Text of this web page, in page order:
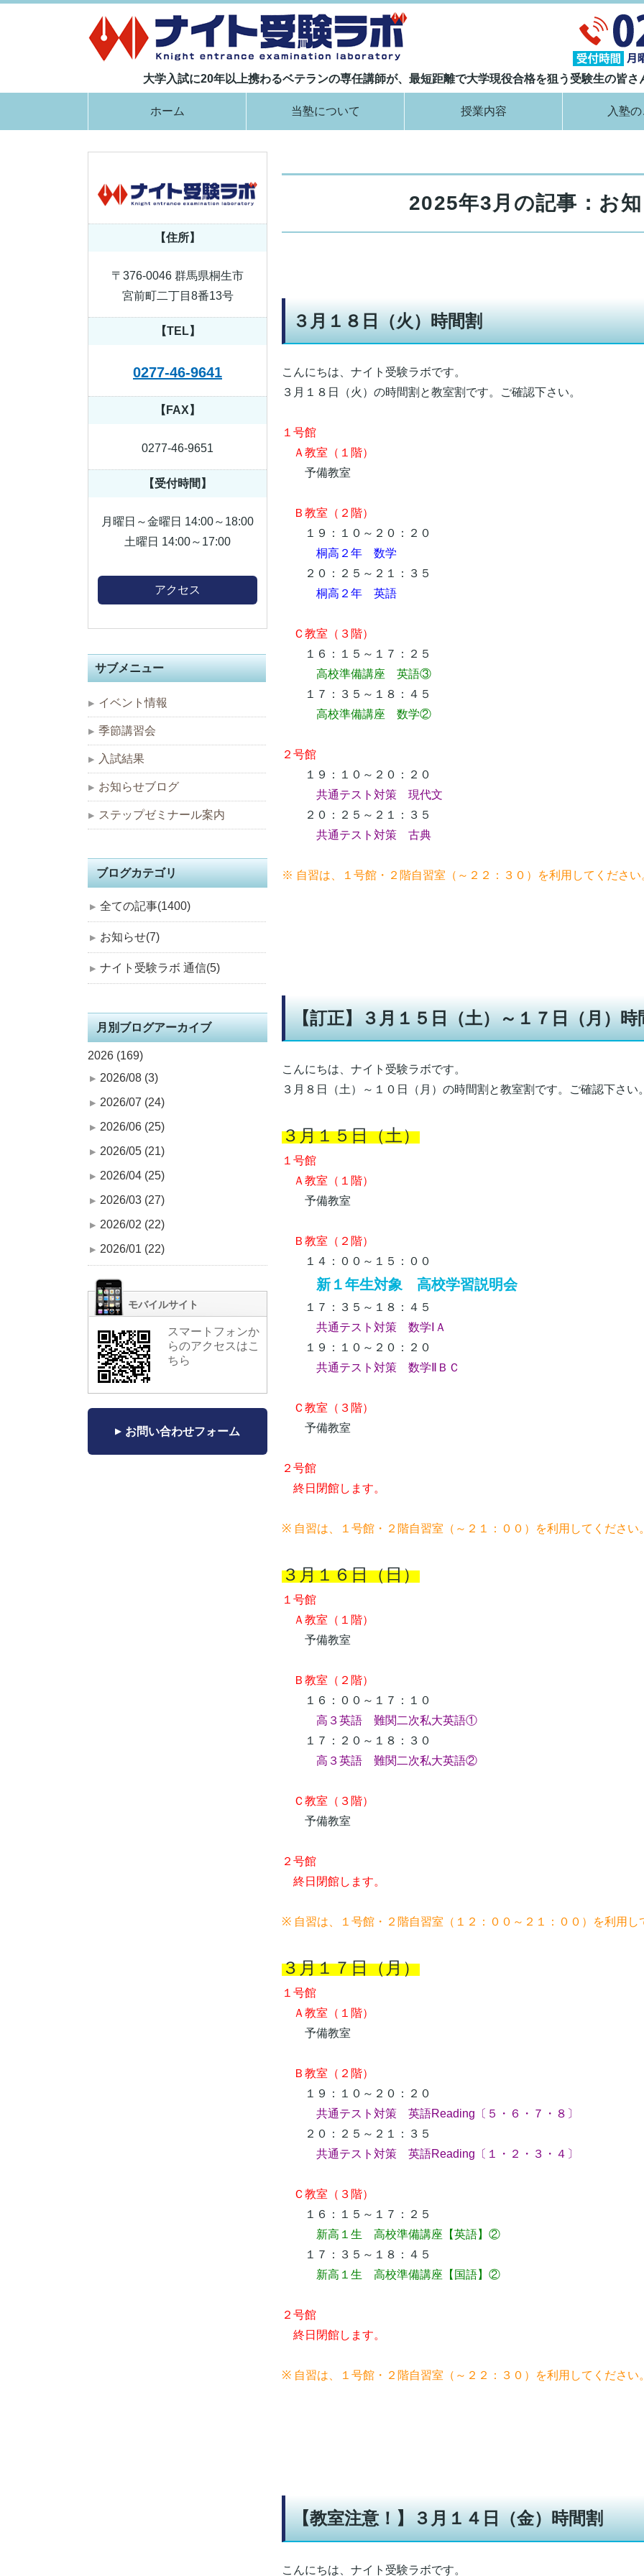
大学現役合格指導塾 ナイト受験ラボ
大学入試に20年以上携わるベテランの専任講師が、最短距離で大学現役合格を狙う受験生の皆
ホーム 当塾について 授業内容 入塾
2025年3月の記事：お
３月１８日（火）時間割
こんにちは、ナイト受験ラボです。
３月１８日（火）の時間割と教室割です。ご確認下さい。
１号館
Ａ教室（１階）
予備教室
Ｂ教室（２階）
１９：１０～２０：２０
桐高２年 数学
２０：２５～２１：３５
桐高２年 英語
Ｃ教室（３階）
１６：１５～１７：２５
高校準備講座 英語③
１７：３５～１８：４５
高校準備講座 数学②
２号館
１９：１０～２０：２０
共通テスト対策 現代文
２０：２５～２１：３５
共通テスト対策 古典
※ 自習は、１号館・２階自習室（～２２：３０）を利用してください
【訂正】３月１５日（土）～１７日（月）時
こんにちは、ナイト受験ラボです。
３月８日（土）～１０日（月）の時間割と教室割です。ご確認下さい
３月１５日（土）
１号館
Ａ教室（１階）
予備教室
Ｂ教室（２階）
１４：００～１５：００
新１年生対象 高校学習説明会
１７：３５～１８：４５
共通テスト対策 数学ⅠＡ
１９：１０～２０：２０
共通テスト対策 数学ⅡＢＣ
Ｃ教室（３階）
予備教室
２号館
終日閉館します。
※ 自習は、１号館・２階自習室（～２１：００）を利用してください
３月１６日（日）
１号館
Ａ教室（１階）
予備教室
Ｂ教室（２階）
１６：００～１７：１０
高３英語 難関二次私大英語①
１７：２０～１８：３０
高３英語 難関二次私大英語②
Ｃ教室（３階）
予備教室
２号館
終日閉館します。
※ 自習は、１号館・２階自習室（１２：００～２１：００）を利用し
３月１７日（月）
１号館
Ａ教室（１階）
予備教室
Ｂ教室（２階）
１９：１０～２０：２０
共通テスト対策 英語Reading〔５・６・７・８〕
２０：２５～２１：３５
共通テスト対策 英語Reading〔１・２・３・４〕
Ｃ教室（３階）
１６：１５～１７：２５
新高１生 高校準備講座【英語】②
１７：３５～１８：４５
新高１生 高校準備講座【国語】②
２号館
終日閉館します。
※ 自習は、１号館・２階自習室（～２２：３０）を利用してください
【教室注意！】３月１４日（金）時間割
こんにちは、ナイト受験ラボです。
【住所】
〒376-0046 群馬県桐生市
宮前町二丁目8番13号
【TEL】
0277-46-9641
【FAX】
0277-46-9651
【受付時間】
月曜日～金曜日 14:00～18:00
土曜日 14:00～17:00
アクセス
サブメニュー
イベント情報
季節講習会
入試結果
お知らせブログ
ステップゼミナール案内
ブログカテゴリ
全ての記事(1400)
お知らせ(7)
ナイト受験ラボ 通信(5)
月別ブログアーカイブ
2026 (169)
2026/08 (3)
2026/07 (24)
2026/06 (25)
2026/05 (21)
2026/04 (25)
2026/03 (27)
2026/02 (22)
2026/01 (22)
モバイルサイト
スマートフォンか
らのアクセスはこ
ちら
お問い合わせフォーム